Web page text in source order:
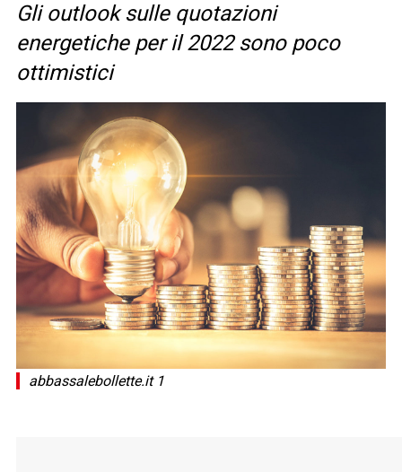
Gli outlook sulle quotazioni
energetiche per il 2022 sono poco
ottimistici
abbassalebollette.it 1